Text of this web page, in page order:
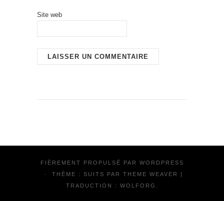
Site web
FIÈREMENT PROPULSÉ PAR WORDPRESS
·
THÈME : SUITS PAR THEME WEAVER
TRADUCTION : WOLFORG